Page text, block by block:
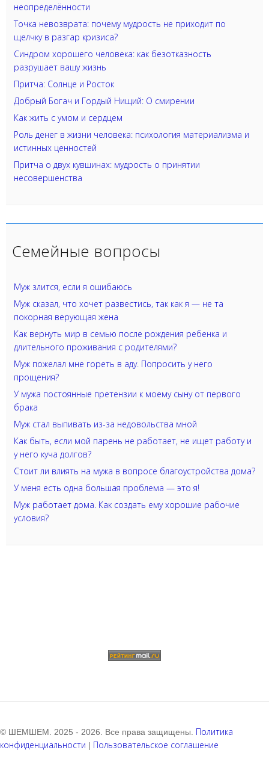
неопределённости
Точка невозврата: почему мудрость не приходит по
щелчку в разгар кризиса?
Синдром хорошего человека: как безотказность
разрушает вашу жизнь
Притча: Солнце и Росток
Добрый Богач и Гордый Нищий: О смирении
Как жить с умом и сердцем
Роль денег в жизни человека: психология материализма и
истинных ценностей
Притча о двух кувшинах: мудрость о принятии
несовершенства
Семейные вопросы
Муж злится, если я ошибаюсь
Муж сказал, что хочет развестись, так как я — не та
покорная верующая жена
Как вернуть мир в семью после рождения ребенка и
длительного проживания с родителями?
Муж пожелал мне гореть в аду. Попросить у него
прощения?
У мужа постоянные претензии к моему сыну от первого
брака
Муж стал выпивать из-за недовольства мной
Как быть, если мой парень не работает, не ищет работу и
у него куча долгов?
Стоит ли влиять на мужа в вопросе благоустройства дома?
У меня есть одна большая проблема — это я!
Муж работает дома. Как создать ему хорошие рабочие
условия?
© ШЕМШЕМ. 2025 - 2026. Все права защищены. Политика
конфиденциальности | Пользовательское соглашение